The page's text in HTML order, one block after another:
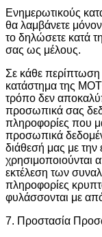
Ενημερωτικούς
θα λαμβάνετε μόνον
το δηλώσετε κατά
σας ως μέλους.
Σε κάθε περίπτωση
κατάστημα της
τρόπο δεν
προσωπικά σας
πληροφορίες που
προσωπικά
διάθεσή μας με
χρησιμοποιούνται
εκτέλεση των
πληροφορίες
φυλάσσονται με
7. Προστασία